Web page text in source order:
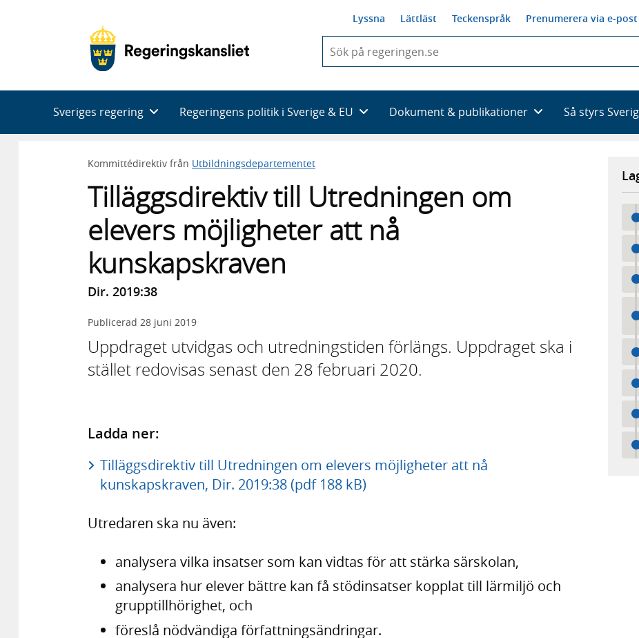
Lyssna Lättläst Teckenspråk Prenumerera via e-post
du
skriva
framträder
en
Sveriges regering Regeringens politik i Sverige & EU Dokument & publikationer Så styrs
Kommittédirektiv från Utbildningsdepartementet
Tilläggsdirektiv till Utredningen om
elevers möjligheter att nå
kunskapskraven
Dir. 2019:38
Publicerad 28 juni 2019
Uppdraget utvidgas och utredningstiden förlängs. Uppdraget ska i
stället redovisas senast den 28 februari 2020.
Ladda ner:
Tilläggsdirektiv till Utredningen om elevers möjligheter att nå
kunskapskraven, Dir. 2019:38 (pdf 188 kB)
Utredaren ska nu även:
analysera vilka insatser som kan vidtas för att stärka särskolan,
analysera hur elever bättre kan få stödinsatser kopplat till lärmiljö och
grupptillhörighet, och
föreslå nödvändiga författningsändringar.